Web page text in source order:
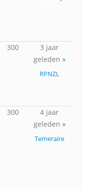
300
3 jaar
geleden »
RPNZL
300
4 jaar
geleden »
Temeraire